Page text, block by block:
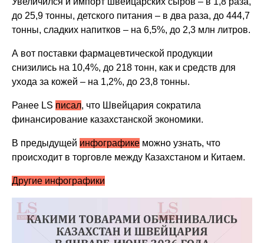
до 25,9 тонны, детского питания – в два раза, до 444,7
тонны, сладких напитков – на 6,5%, до 2,3 млн литров.
А вот поставки фармацевтической продукции
снизились на 10,4%, до 218 тонн, как и средств для
ухода за кожей – на 1,2%, до 23,8 тонны.
Ранее LS писал, что Швейцария сократила
финансирование казахстанской экономики.
В предыдущей инфографике можно узнать, что
происходит в торговле между Казахстаном и Китаем.
Другие инфографики